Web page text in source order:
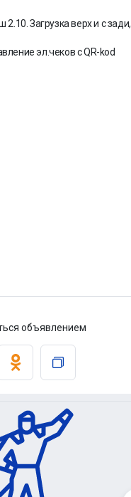
Загрузка верх и с зади,
эл.чеков с QR-kod
объявлением